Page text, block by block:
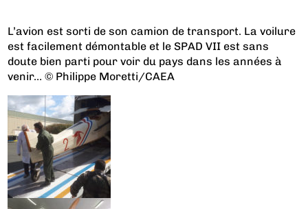
L’avion est sorti de son camion de transport. La voilure
est facilement démontable et le SPAD VII est sans
doute bien parti pour voir du pays dans les années à
venir… © Philippe Moretti/CAEA